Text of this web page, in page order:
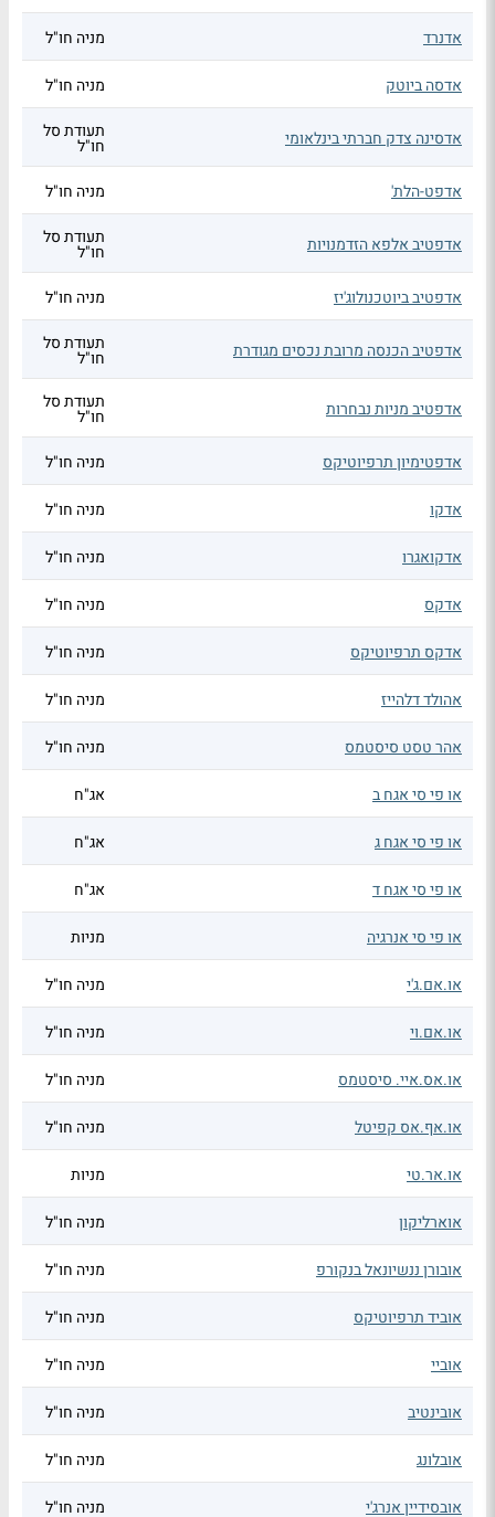
אדנרד מניה חו"ל
אדסה ביוטק מניה חו"ל
אדסינה צדק חברתי בינלאומי תעודת סל
חו"ל
אדפט-הלת'
מניה חו"ל
אדפטיב אלפא הזדמנויות תעודת סל
חו"ל
אדפטיב ביוטכנולוג'יז
מניה חו"ל
אדפטיב הכנסה מרובת נכסים מגודרת תעודת סל
חו"ל
אדפטיב מניות נבחרות תעודת סל
חו"ל
אדפטימיון תרפיוטיקס
מניה חו"ל
אדקו מניה חו"ל
אדקואגרו מניה חו"ל
אדקס מניה חו"ל
אדקס תרפיוטיקס מניה חו"ל
אהולד דלהייז מניה חו"ל
אהר טסט סיסטמס מניה חו"ל
או פי סי אגח ב אג"ח
או פי סי אגח ג אג"ח
או פי סי אגח ד אג"ח
או פי סי אנרגיה מניות
או.אם.ג'י מניה חו"ל
או.אם.וי מניה חו"ל
או.אס.איי. סיסטמס מניה חו"ל
או.אף.אס קפיטל מניה חו"ל
או.אר.טי מניות
אוארליקון מניה חו"ל
אובורן ננשיונאל בנקורפ מניה חו"ל
אוביד תרפיוטיקס מניה חו"ל
אוביי מניה חו"ל
אובינטיב מניה חו"ל
אובלונג מניה חו"ל
אובסידיין אנרג'י מניה חו"ל